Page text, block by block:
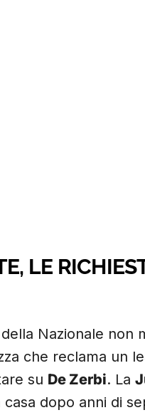
LE
Nazionale non
che reclama un
su De Zerbi. La
dopo anni di